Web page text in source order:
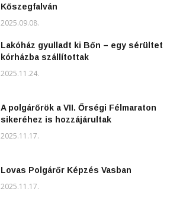
Kőszegfalván
2025.09.08.
Lakóház gyulladt ki Bőn – egy sérültet
kórházba szállítottak
2025.11.24.
A polgárőrök a VII. Őrségi Félmaraton
sikeréhez is hozzájárultak
2025.11.17.
Lovas Polgárőr Képzés Vasban
2025.11.17.